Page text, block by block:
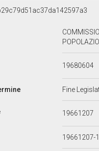
19680604
Fine
19661207
19661207-